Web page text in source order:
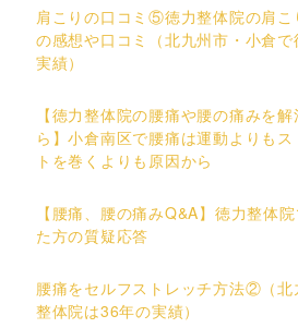
肩こりの口コミ⑤徳力整体院の肩こ
の感想や口コミ（北九州市・小倉
実績）
【徳力整体院の腰痛や腰の痛みを
ら】小倉南区で腰痛は運動よりも
トを巻くよりも原因から
【腰痛、腰の痛みQ&A】徳力整体
た方の質疑応答
腰痛をセルフストレッチ方法②（北
整体院は36年の実績）